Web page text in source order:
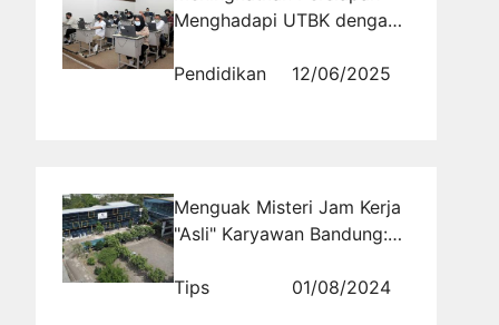
Menghadapi UTBK dengan
Pendidikan
12/06/2025
Menguak Misteri Jam Kerja
"Asli" Karyawan Bandung:
Tips
01/08/2024